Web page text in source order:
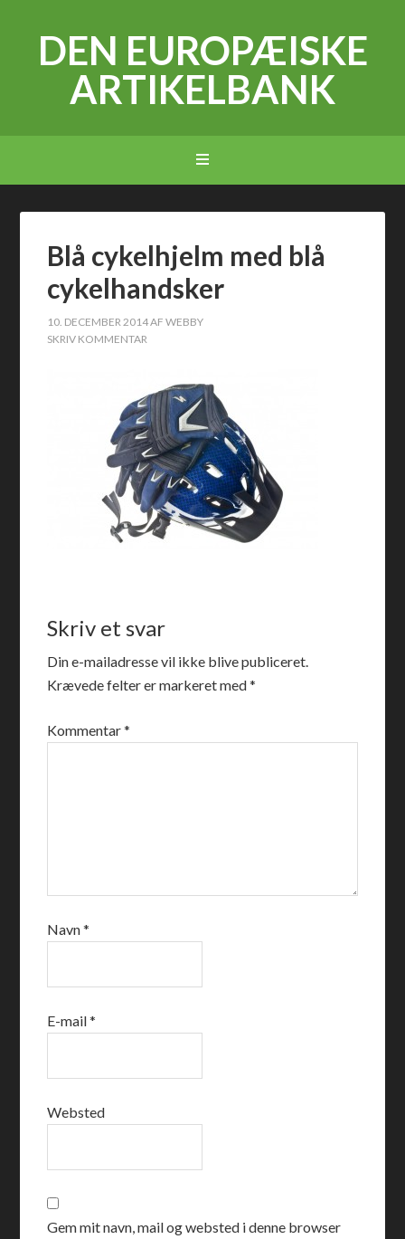
DEN EUROPÆISKE
ARTIKELBANK
Blå cykelhjelm med blå
cykelhandsker
10. DECEMBER 2014AFWEBBY
SKRIV KOMMENTAR
Skriv et svar
Din e-mailadresse vil ikke blive publiceret.
Krævede felter er markeret med*
Kommentar*
Navn*
E-mail*
Websted
Gem mit navn, mail og websted i denne browser